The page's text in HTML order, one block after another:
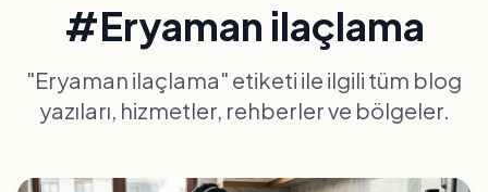
#Eryaman ilaçlama
"Eryaman ilaçlama" etiketi ile ilgili tüm blog
yazıları, hizmetler, rehberler ve bölgeler.